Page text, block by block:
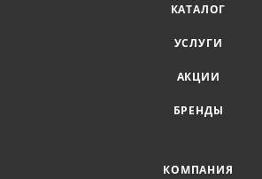
КАТАЛОГ
УСЛУГИ
АКЦИИ
БРЕНДЫ
КОМПАНИЯ